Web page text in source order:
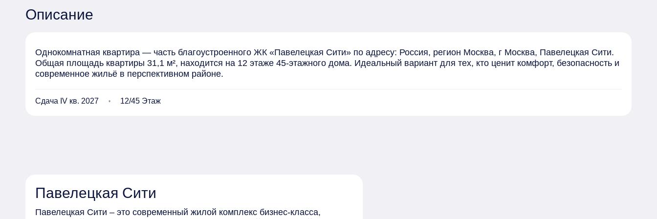
Описание
Однокомнатная квартира — часть благоустроенного ЖК «Павелецкая Сити» по адресу: Россия, регион Москва, г Москва, Павелецкая Сити.
Общая площадь квартиры 31,1 м², находится на 12 этаже 45-этажного дома. Идеальный вариант для тех, кто ценит комфорт, безопасность и
современное жильё в перспективном районе.
Сдача IV кв. 2027 12/45 Этаж
Павелецкая Сити
Павелецкая Сити – это современный жилой комплекс бизнес-класса,